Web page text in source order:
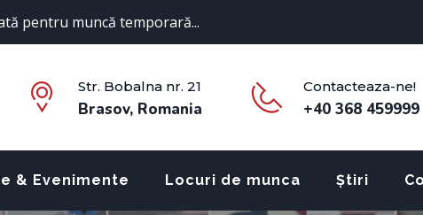
pentru muncă temporară...
Str. Bobalna nr. 21
Brasov, Romania
Contacteaza-ne!
+40 368 459999
& Evenimente Locuri de munca Știri